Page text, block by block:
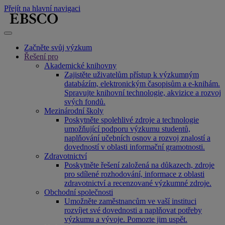
Přejít na hlavní navigaci
Začněte svůj výzkum
Řešení pro
Akademické knihovny
Zajistěte uživatelům přístup k výzkumným
databázím, elektronickým časopisům a e-knihám.
Spravujte knihovní technologie, akvizice a rozvoj
svých fondů.
Mezinárodní školy
Poskytněte spolehlivé zdroje a technologie
umožňující podporu výzkumu studentů,
naplňování učebních osnov a rozvoj znalostí a
dovedností v oblasti informační gramotnosti.
Zdravotnictví
Poskytněte řešení založená na důkazech, zdroje
pro sdílené rozhodování, informace z oblasti
zdravotnictví a recenzované výzkumné zdroje.
Obchodní společnosti
Umožněte zaměstnancům ve vaší instituci
rozvíjet své dovednosti a naplňovat potřeby
výzkumu a vývoje. Pomozte jim uspět.